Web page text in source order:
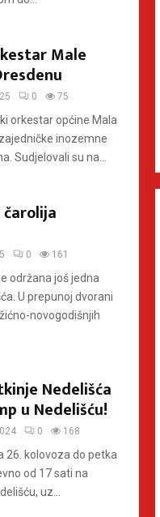
Male
0 75
orkestar općine Mala
inozemne
Sudjelovali su na...
0 161
održana još jedna
U prepunoj dvorani
novogodišnjih
Nedelišća
u Nedelišću!
0 168
26. kolovoza do petka
od 17 sati na
uz...